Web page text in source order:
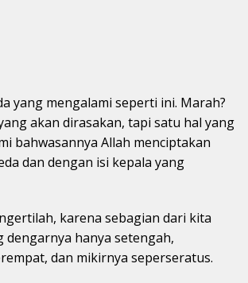
yang mengalami seperti ini. Marah?
akan dirasakan, tapi satu hal yang
bahwasannya Allah menciptakan
dan dengan isi kepala yang
karena sebagian dari kita
dengarnya hanya setengah,
dan mikirnya seperseratus.